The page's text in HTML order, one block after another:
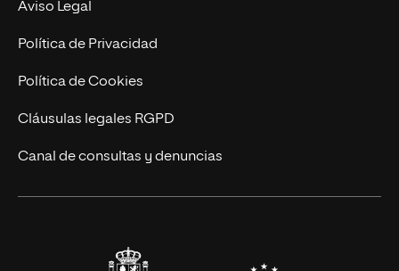
Postgrados
Cursos Universitarios
Trabaja en UNIR
Actualidad
UNIR Revista
Eventos
Aviso Legal
Política de Privacidad
Política de Cookies
Cláusulas legales RGPD
Canal de consultas y denuncias